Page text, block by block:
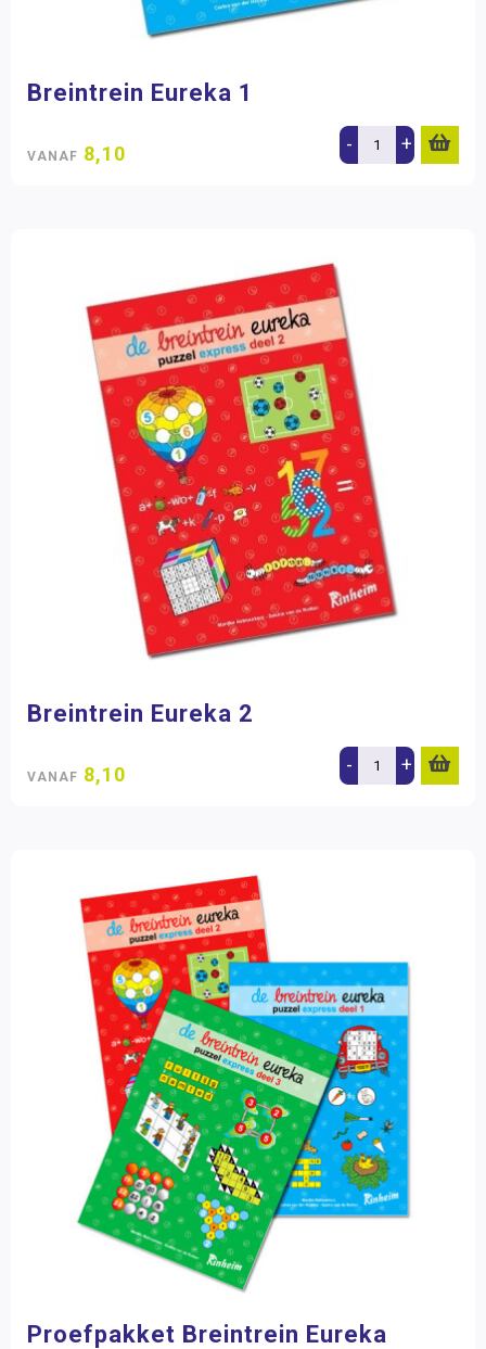
Breintrein Eureka 1
VANAF 8,10 - +
Breintrein Eureka 2
VANAF 8,10 - +
Proefpakket Breintrein Eureka